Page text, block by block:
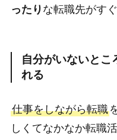
ったり な転職先がす
自分がいないとこ
れる
仕事をしながら転職
しくてなかなか転職